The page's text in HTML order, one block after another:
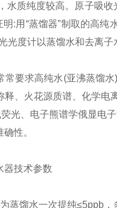
水质纯度较高。原子吸
:用“蒸馏器”制取的高
光度计以蒸馏水和去离
求高纯水(亚沸蒸馏水)
、火花源质谱、化学
光、电子熊谱学俄显电
性。
技术参数
馏水一次提纯≤5ppb，